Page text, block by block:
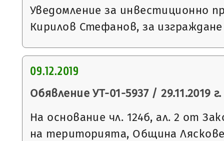
Уведомление за инвестиционно
Кирилов Стефанов, за
09.12.2019
Обявление УТ-01-5937 / 29.11.2019 г.
На основание чл. 124б, ал. 2 от
на територията, Община